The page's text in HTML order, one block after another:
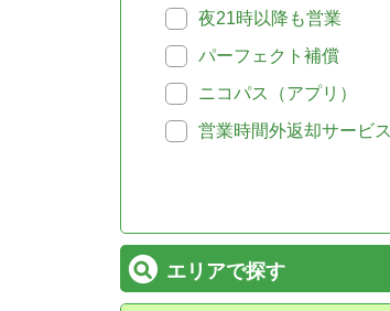
夜21時以降も営業
パーフェクト補償
ニコパス（アプリ）
営業時間外返却サービス
エリアで探す